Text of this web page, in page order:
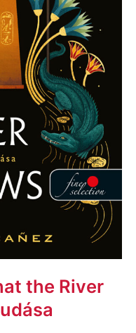
the River